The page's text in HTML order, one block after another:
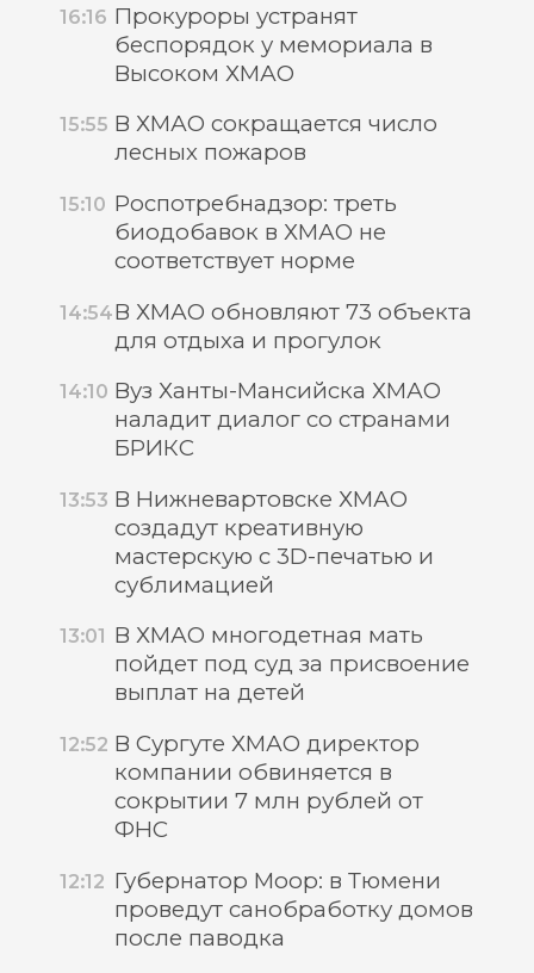
16:16 Прокуроры устранят
беспорядок у мемориала в
Высоком ХМАО
15:55 В ХМАО сокращается число
лесных пожаров
15:10 Роспотребнадзор: треть
биодобавок в ХМАО не
соответствует норме
14:54В ХМАО обновляют 73 объекта
для отдыха и прогулок
14:10 Вуз Ханты-Мансийска ХМАО
наладит диалог со странами
БРИКС
13:53 В Нижневартовске ХМАО
создадут креативную
мастерскую с 3D-печатью и
сублимацией
13:01 В ХМАО многодетная мать
пойдет под суд за присвоение
выплат на детей
12:52 В Сургуте ХМАО директор
компании обвиняется в
сокрытии 7 млн рублей от
ФНС
12:12 Губернатор Моор: в Тюмени
проведут санобработку домов
после паводка